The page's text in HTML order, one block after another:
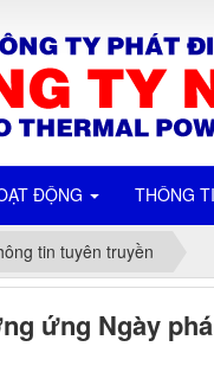
ĐỘNG THÔNG
tin tuyên truyền
ứng Ngày